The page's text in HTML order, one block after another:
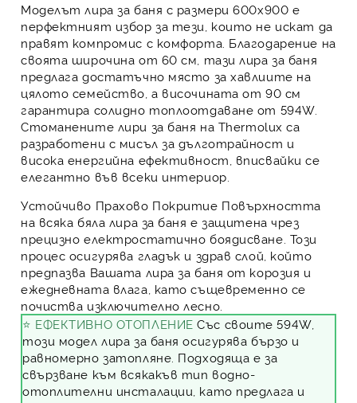
Моделътлира за баня с размери 600х900 е
перфектният избор за тези, които не искат да
правят компромис с комфорта. Благодарение на
своята широчина от 60 см, тазилира за баня
предлага достатъчно място за хавлиите на
цялото семейство, а височината от 90 см
гарантира солидно топлоотдаване от 594W.
Стоманените лири за баня на Thermolux са
разработени с мисъл за дълготрайност и
висока енергийна ефективност, вписвайки се
елегантно във всеки интериор.
Устойчиво Прахово Покритие Повърхността
на всяка бяла лира за баня е защитена чрез
прецизно електростатично боядисване. Този
процес осигурява гладък и здрав слой, който
предпазва Вашата лира за баня от корозия и
ежедневната влага, като същевременно се
почиства изключително лесно.
⭐ ЕФЕКТИВНО ОТОПЛЕНИЕ Със своите 594W,
този модел лира за баня осигурява бързо и
равномерно затопляне. Подходяща е за
свързване към всякакъв тип водно-
отоплителни инсталации, като предлага и